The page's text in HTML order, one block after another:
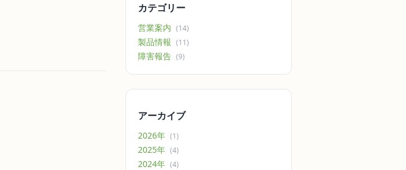
カテゴリー
営業案内 (14)
製品情報 (11)
障害報告 (9)
アーカイブ
2026年 (1)
2025年 (4)
2024年 (4)